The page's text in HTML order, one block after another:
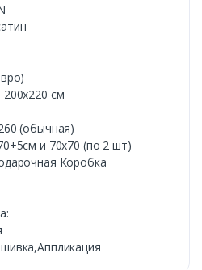
см
(обычная)
и 70х70 (по 2 шт)
Коробка